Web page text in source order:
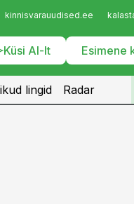
kinnisvarauudised.ee
Küsi AI-lt Esimene
lingid Radar